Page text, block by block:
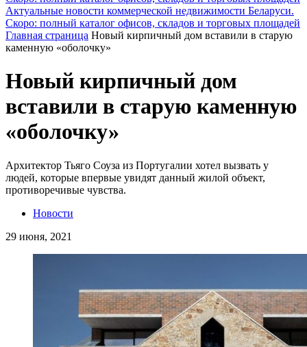
Актуальные новости коммерческой недвижимости Беларуси.
Скоро: полный каталог офисов, складов и торговых площадей
Главная страница Новый кирпичный дом вставили в старую
каменную «оболочку»
Новый кирпичный дом
вставили в старую каменную
«оболочку»
Архитектор Тьяго Соуза из Португалии хотел вызвать у
людей, которые впервые увидят данный жилой объект,
противоречивые чувства.
Новости
29 июня, 2021